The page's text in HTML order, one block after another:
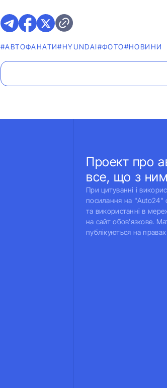
#АВТОФАНАТИ#HYUNDAI#ФОТО#НОВИНИ
Проект про
все, що з
При цитуванні і
посилання на "Auto24"
та використанні в
на сайт обов'язкове.
публікуються на